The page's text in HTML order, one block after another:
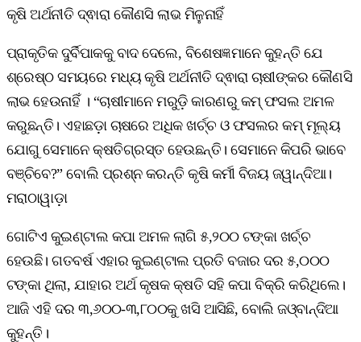
କୃଷି ଅର୍ଥନୀତି ଦ୍ଵାରା କୌଣସି ଲାଭ ମିଳୁନାହିଁ
ପ୍ରାକୃତିକ ଦୁର୍ବିପାକକୁ ବାଦ ଦେଲେ, ବିଶେଷଜ୍ଞମାନେ କୁହନ୍ତି ଯେ
ଶ୍ରେଷ୍ଠ ସମୟରେ ମଧ୍ୟ କୃଷି ଅର୍ଥନୀତି ଦ୍ଵାରା ଚାଷୀଙ୍କର କୌଣସି
ଲାଭ ହେଉନାହିଁ । “ଚାଷୀମାନେ ମରୁଡ଼ି କାରଣରୁ କମ୍ ଫସଲ ଅମଳ
କରୁଛନ୍ତି। ଏହାଛଡ଼ା ଚାଷରେ ଅଧିକ ଖର୍ଚ୍ଚ ଓ ଫସଲର କମ୍ ମୂଲ୍ୟ
ଯୋଗୁ ସେମାନେ କ୍ଷତିଗ୍ରସ୍ତ ହେଉଛନ୍ତି। ସେମାନେ କିପରି ଭାବେ
ବଞ୍ଚିବେ?” ବୋଲି ପ୍ରଶ୍ନ କରନ୍ତି କୃଷି କର୍ମୀ ବିଜୟ ଜୱାନ୍ଦିଆ।
ମରାଠାୱାଡ଼ା
ଗୋଟିଏ କୁଇଣ୍ଟାଲ କପା ଅମଳ ଲାଗି ୫,୨୦୦ ଟଙ୍କା ଖର୍ଚ୍ଚ
ହେଉଛି। ଗତବର୍ଷ ଏହାର କୁଇଣ୍ଟାଲ ପ୍ରତି ବଜାର ଦର ୫,୦୦୦
ଟଙ୍କା ଥିଲା, ଯାହାର ଅର୍ଥ କୃଷକ କ୍ଷତି ସହି କପା ବିକ୍ରି କରିଥିଲେ।
ଆଜି ଏହି ଦର ୩,୬୦୦-୩,୮୦୦କୁ ଖସି ଆସିଛି, ବୋଲି ଜଓ୍ବାନ୍ଦିଆ
କୁହନ୍ତି।